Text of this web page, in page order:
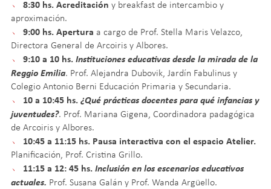
﹅ 8:30 hs. Acreditación y breakfast de intercambio y
aproximación.
﹅
9:00 hs. Apertura a cargo de Prof. Stella Maris Velazco,
Directora General de Arcoiris y Albores.
﹅
9:10 a 10 hs. Instituciones educativas desde la mirada de la
Reggio Emilia. Prof. Alejandra Dubovik, Jardín Fabulinus y
Colegio Antonio Berni Educación Primaria y Secundaria.
﹅
10 a 10:45 hs. ¿Qué prácticas docentes para qué infancias y
juventudes?. Prof. Mariana Gigena, Coordinadora padagógica
de Arcoiris y Albores.
﹅
10:45 a 11:15 hs. Pausa interactiva con el espacio Atelier.
Planificación, Prof. Cristina Grillo.
﹅
11:15 a 12: 45 hs. Inclusión en los escenarios educativos
actuales. Prof. Susana Galán y Prof. Wanda Argüello.